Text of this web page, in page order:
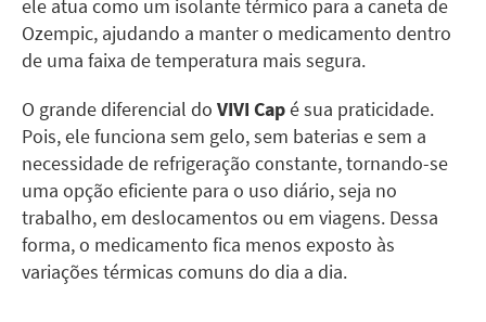
ele atua como um isolante térmico para a caneta de
Ozempic, ajudando a manter o medicamento dentro
de uma faixa de temperatura mais segura.
O grande diferencial do VIVI Capé sua praticidade.
Pois, ele funciona sem gelo, sem baterias e sem a
necessidade de refrigeração constante, tornando-se
uma opção eficiente para o uso diário, seja no
trabalho, em deslocamentos ou em viagens. Dessa
forma, o medicamento fica menos exposto às
variações térmicas comuns do dia a dia.